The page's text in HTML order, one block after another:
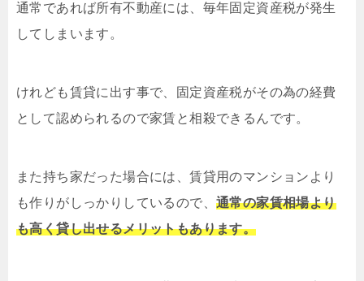
通常であれば所有不動産には、毎年固定資産税が発生
してしまいます。
けれども賃貸に出す事で、固定資産税がその為の経費
として認められるので家賃と相殺できるんです。
また持ち家だった場合には、賃貸用のマンションより
も作りがしっかりしているので、 通常の家賃相場より
も高く貸し出せるメリットもあります。